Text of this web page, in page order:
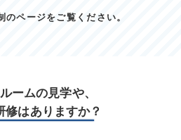
のページをご覧ください。
ームの見学や、
修はありますか？